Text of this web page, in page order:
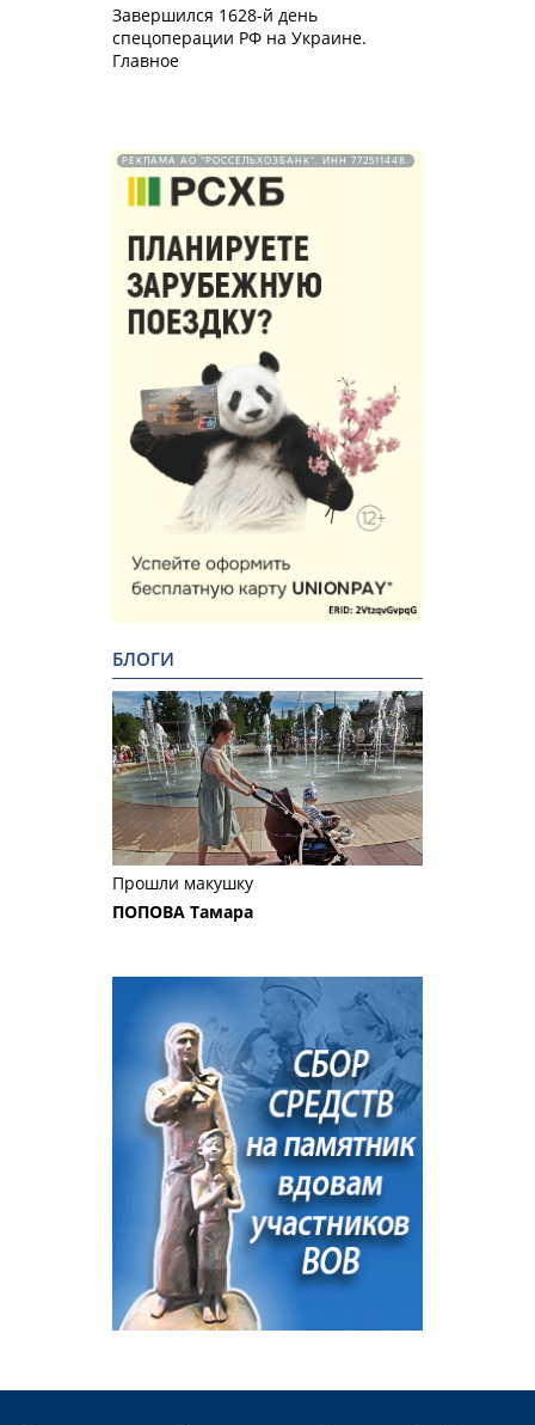
Завершился 1628-й день
спецоперации РФ на Украине.
Главное
РЕКЛАМА АО "РОССЕЛЬХОЗБАНК". ИНН 772511448.
БЛОГИ
Прошли макушку
ПОПОВА Тамара